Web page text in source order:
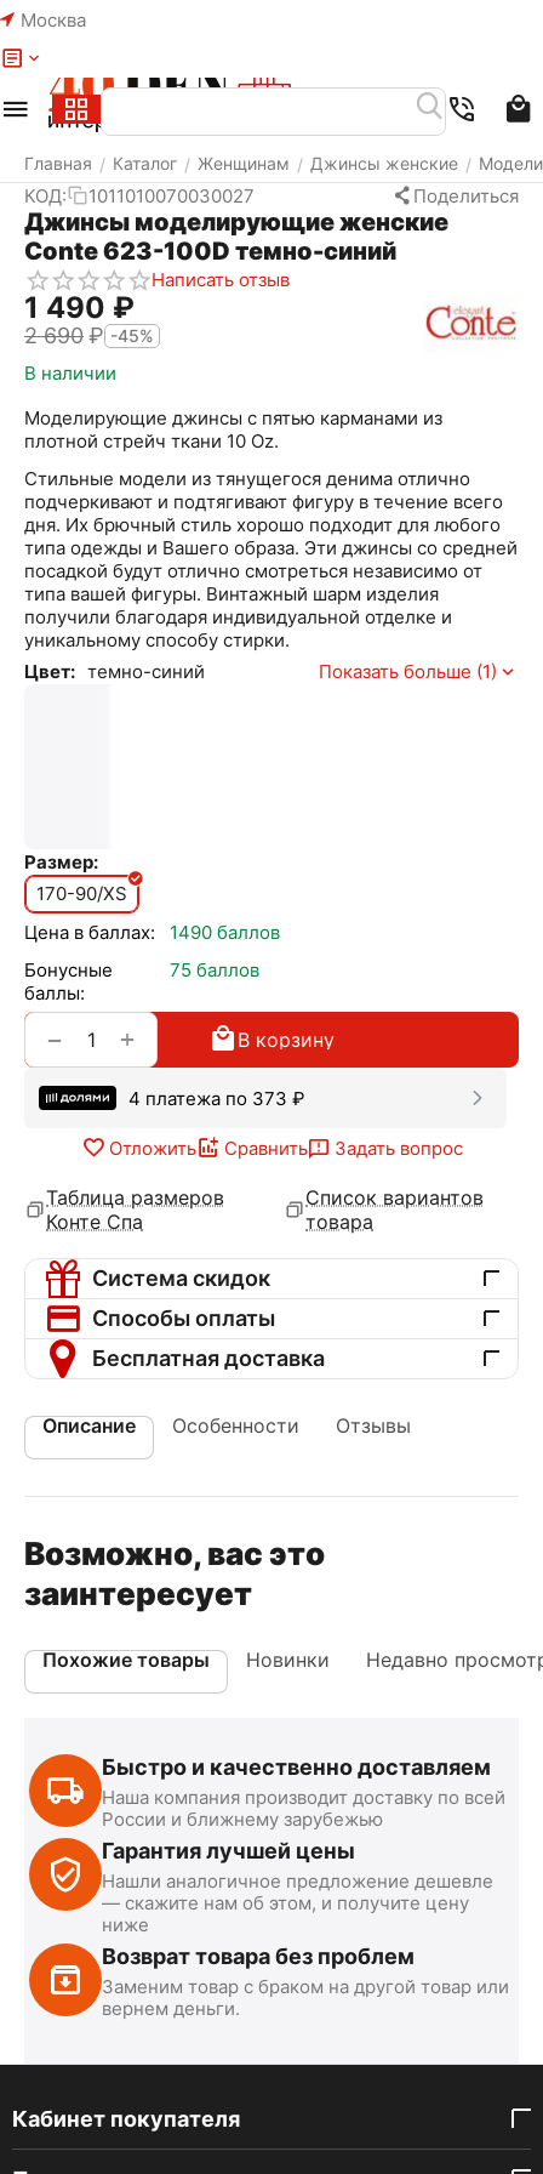
Москва
Главная / Каталог / Женщинам / Джинсы женские /
КОД: 1011010070030027 Поделиться
Джинсы моделирующие женские
Conte 623-100D темно-синий
Написать отзыв
1 490 ₽
2 690₽ -45%
В наличии
Моделирующие джинсы с пятью карманами из
плотной стрейч ткани 10 Oz.
Стильные модели из тянущегося денима отлично
подчеркивают и подтягивают фигуру в течение всего
дня. Их брючный стиль хорошо подходит для любого
типа одежды и Вашего образа. Эти джинсы со средней
посадкой будут отлично смотреться независимо от
типа вашей фигуры. Винтажный шарм изделия
получили благодаря индивидуальной отделке и
уникальному способу стирки.
Цвет: темно-синий Показать больше (1)
Размер:
170-90/XS
Цена в баллах:
1490 баллов
Бонусные
баллы:
75 баллов
+
− В корзину
4 платежа по 373 ₽
Отложить Сравнить Задать вопрос
Таблица размеров
Конте Спа
Список вариантов
товара
Система скидок
Способы оплаты
Бесплатная доставка
Описание Особенности Отзывы
Возможно, вас это
заинтересует
Похожие товары Новинки Недавно
Быстро и качественно доставляем
Наша компания производит доставку по всей
России и ближнему зарубежью
Гарантия лучшей цены
Нашли аналогичное предложение дешевле
— скажите нам об этом, и получите цену
ниже
Возврат товара без проблем
Заменим товар с браком на другой товар или
вернем деньги.
Кабинет покупателя
Меню